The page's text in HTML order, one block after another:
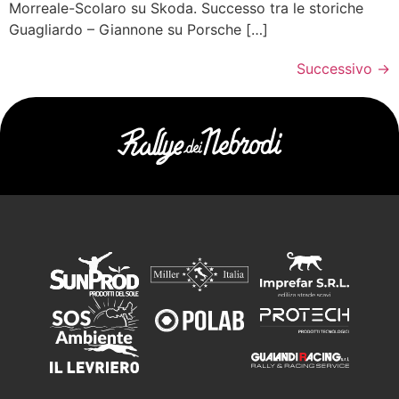
Morreale-Scolaro su Skoda. Successo tra le storiche
Guagliardo – Giannone su Porsche […]
Successivo →